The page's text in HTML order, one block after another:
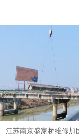
江苏南京盛家桥维修加